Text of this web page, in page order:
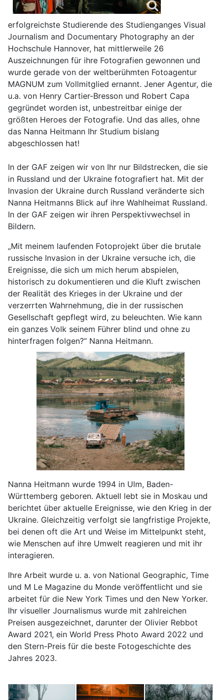
erfolgreichste Studierende des Studienganges Visual
Journalism and Documentary Photography an der
Hochschule Hannover, hat mittlerweile 26
Auszeichnungen für ihre Fotografien gewonnen und
wurde gerade von der weltberühmten Fotoagentur
MAGNUM zum Vollmitglied ernannt. Jener Agentur, die
u.a. von Henry Cartier-Bresson und Robert Capa
gegründet worden ist, unbestreitbar einige der
größten Heroes der Fotografie. Und das alles, ohne
das Nanna Heitmann Ihr Studium bislang
abgeschlossen hat!
In der GAF zeigen wir von Ihr nur Bildstrecken, die sie
in Russland und der Ukraine fotografiert hat. Mit der
Invasion der Ukraine durch Russland veränderte sich
Nanna Heitmanns Blick auf ihre Wahlheimat Russland.
In der GAF zeigen wir ihren Perspektivwechsel in
Bildern.
„Mit meinem laufenden Fotoprojekt über die brutale
russische Invasion in der Ukraine versuche ich, die
Ereignisse, die sich um mich herum abspielen,
historisch zu dokumentieren und die Kluft zwischen
der Realität des Krieges in der Ukraine und der
verzerrten Wahrnehmung, die in der russischen
Gesellschaft gepflegt wird, zu beleuchten. Wie kann
ein ganzes Volk seinem Führer blind und ohne zu
hinterfragen folgen?“ Nanna Heitmann.
Nanna Heitmann wurde 1994 in Ulm, Baden-
Württemberg geboren. Aktuell lebt sie in Moskau und
berichtet über aktuelle Ereignisse, wie den Krieg in der
Ukraine. Gleichzeitig verfolgt sie langfristige Projekte,
bei denen oft die Art und Weise im Mittelpunkt steht,
wie Menschen auf ihre Umwelt reagieren und mit ihr
interagieren.
Ihre Arbeit wurde u. a. von National Geographic, Time
und M Le Magazine du Monde veröﬀentlicht und sie
arbeitet für die New York Times und den New Yorker.
Ihr visueller Journalismus wurde mit zahlreichen
Preisen ausgezeichnet, darunter der Olivier Rebbot
Award 2021, ein World Press Photo Award 2022 und
den Stern-Preis für die beste Fotogeschichte des
Jahres 2023.